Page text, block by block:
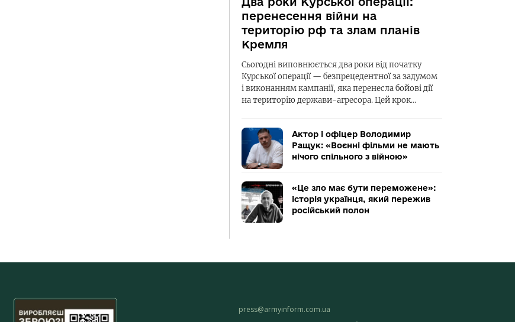
перенесення війни на
територію рф та злам планів
Кремля
Сьогодні виповнюється два роки від початку
Курської операції — безпрецедентної за задумом
і виконанням кампанії, яка перенесла бойові дії
на територію держави-агресора. Цей крок…
Актор і офіцер Володимир
Ращук: «Воєнні фільми не мають
нічого спільного з війною»
«Це зло має бути переможене»:
історія українця, який пережив
російський полон
press@armyinform.com.ua